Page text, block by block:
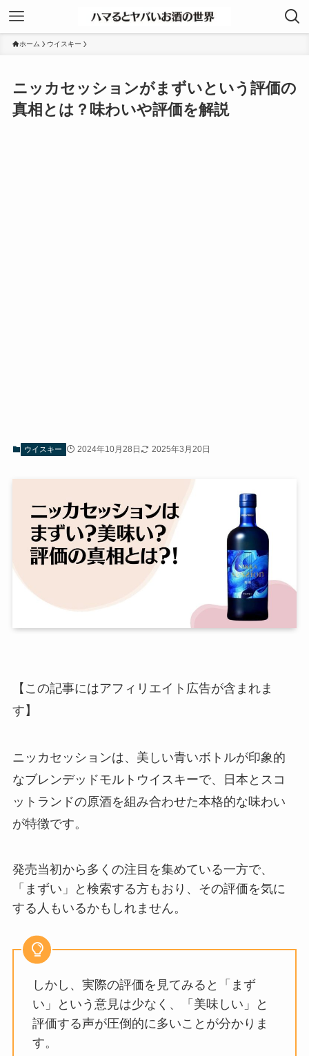
ホーム ウイスキー
ニッカセッションがまずいという評価の
真相とは？味わいや評価を解説
ウイスキー 2024年10月28日 2025年3月20日
【この記事にはアフィリエイト広告が含まれま
す】
ニッカセッションは、美しい青いボトルが印象的
なブレンデッドモルトウイスキーで、日本とスコ
ットランドの原酒を組み合わせた本格的な味わい
が特徴です。
発売当初から多くの注目を集めている一方で、
「まずい」と検索する方もおり、その評価を気に
する人もいるかもしれません。
しかし、実際の評価を見てみると「まず
い」という意見は少なく、「美味しい」と
評価する声が圧倒的に多いことが分かりま
す。